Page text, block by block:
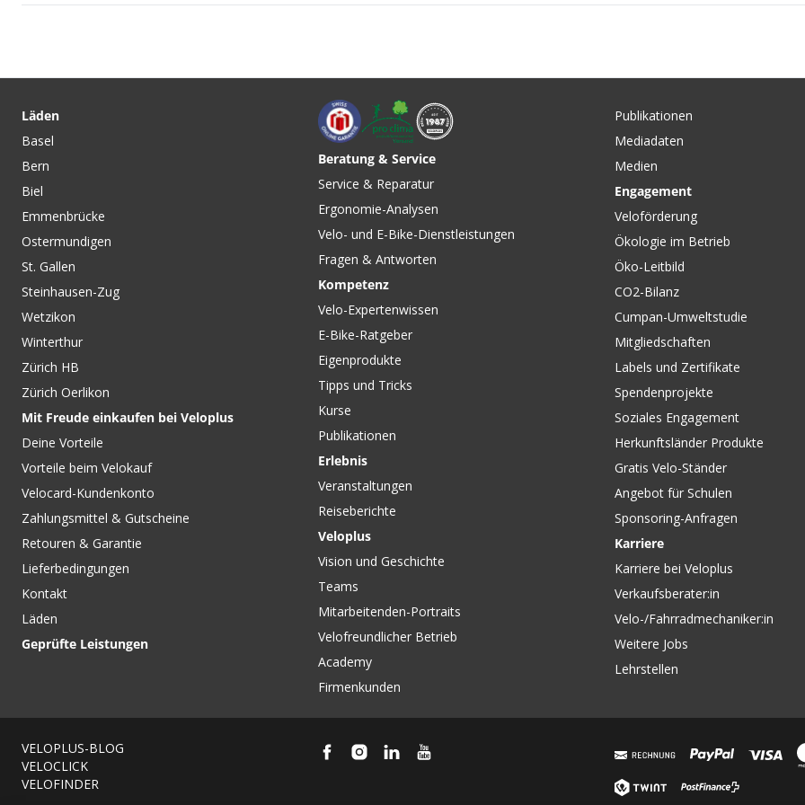
Kapseln, 120 Stk. von
Beutel 25g, 6 Aromen von
WINFORCE
CHF 145.00
PERSIST MIPS Velohelm
matte cenote von SMITH
CHF 99.90 CHF 145.00
PERSIST MIPS Velohelm
Matte Midnight Navy von
ICON MIPS Weiss Matt von
Läden
Basel
Bern
Biel
Emmenbrücke
Ostermundigen
St. Gallen
Steinhausen-Zug
Wetzikon
Winterthur
Zürich HB
Zürich Oerlikon
Mit Freude einkaufen bei Veloplus
Deine Vorteile
Vorteile beim Velokauf
Velocard-Kundenkonto
Zahlungsmittel & Gutscheine
Retouren & Garantie
Lieferbedingungen
Kontakt
Läden
Geprüfte Leistungen
Beratung & Service
Service & Reparatur
Ergonomie-Analysen
Velo- und E-Bike-Dienstleistungen
Fragen & Antworten
Kompetenz
Velo-Expertenwissen
E-Bike-Ratgeber
Eigenprodukte
Tipps und Tricks
Kurse
Publikationen
Erlebnis
Veranstaltungen
Reiseberichte
Veloplus
Vision und Geschichte
Teams
Mitarbeitenden-Portraits
Velofreundlicher Betrieb
Academy
Firmenkunden
Publikationen
Mediadaten
Medien
Engagement
Veloförderung
Ökologie im Betrieb
Öko-Leitbild
CO2-Bilanz
Cumpan-Umweltstudie
Mitgliedschaften
Labels und Zertifikate
Spendenprojekte
Soziales Engagement
Herkunftsländer Produkte
Gratis Velo-Ständer
Angebot für Schulen
Sponsoring-Anfragen
Karriere
Karriere bei Veloplus
Verkaufsberater:in
Velo-/Fahrradmechaniker:in
Weitere Jobs
Lehrstellen
VELOPLUS-BLOG
VELOCLICK
VELOFINDER